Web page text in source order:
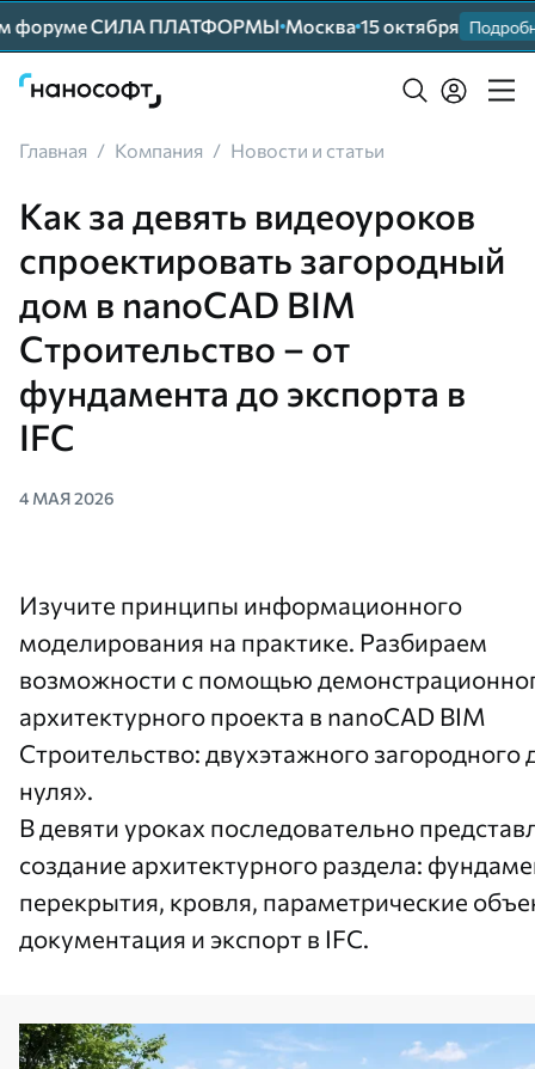
форуме СИЛА ПЛАТФОРМЫ Москва 15 октября Подробнее
Главная / Компания / Новости и статьи
Как за девять видеоуроков
спроектировать загородный
дом в nanoCAD BIM
Строительство – от
фундамента до экспорта в
IFC
4 МАЯ 2026
Изучите принципы информационного
моделирования на практике. Разбираем
возможности с помощью
архитектурного проекта в nanoCAD BIM
Строительство: двухэтажного загородного
нуля».
В девяти уроках последовательно
создание архитектурного раздела:
перекрытия, кровля, параметрические
документация и экспорт в IFC.